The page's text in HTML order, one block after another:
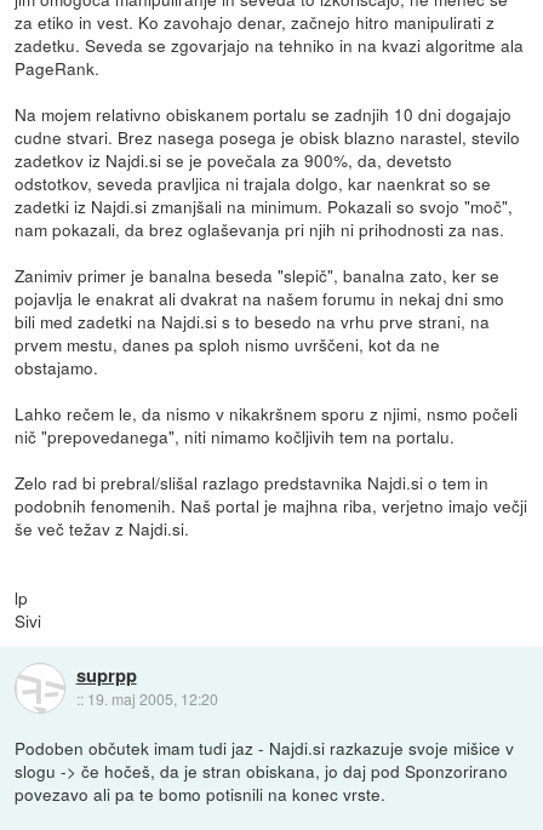
za etiko in vest. Ko zavohajo denar, začnejo hitro manipulirati z
zadetku. Seveda se zgovarjajo na tehniko in na kvazi algoritme ala
PageRank.
Na mojem relativno obiskanem portalu se zadnjih 10 dni dogajajo
cudne stvari. Brez nasega posega je obisk blazno narastel, stevilo
zadetkov iz Najdi.si se je povečala za 900%, da, devetsto
odstotkov, seveda pravljica ni trajala dolgo, kar naenkrat so se
zadetki iz Najdi.si zmanjšali na minimum. Pokazali so svojo "moč",
nam pokazali, da brez oglaševanja pri njih ni prihodnosti za nas.
Zanimiv primer je banalna beseda "slepič", banalna zato, ker se
pojavlja le enakrat ali dvakrat na našem forumu in nekaj dni smo
bili med zadetki na Najdi.si s to besedo na vrhu prve strani, na
prvem mestu, danes pa sploh nismo uvrščeni, kot da ne
obstajamo.
Lahko rečem le, da nismo v nikakršnem sporu z njimi, nsmo počeli
nič "prepovedanega", niti nimamo kočljivih tem na portalu.
Zelo rad bi prebral/slišal razlago predstavnika Najdi.si o tem in
podobnih fenomenih. Naš portal je majhna riba, verjetno imajo večji
še več težav z Najdi.si.
lp
Sivi
suprpp
:: 19. maj 2005, 12:20
Podoben občutek imam tudi jaz - Najdi.si razkazuje svoje mišice v
slogu -> če hočeš, da je stran obiskana, jo daj pod Sponzorirano
povezavo ali pa te bomo potisnili na konec vrste.